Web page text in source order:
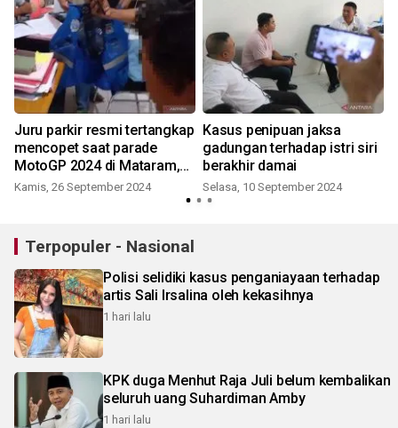
Juru parkir resmi tertangkap
mencopet saat parade
MotoGP 2024 di Mataram,
polisi ungkap kronologi
Kamis, 26 September 2024
Kasus penipuan jaksa
gadungan terhadap istri siri
berakhir damai
Selasa, 10 September 2024
Terpopuler - Nasional
Polisi selidiki kasus penganiayaan terhadap
artis Sali Irsalina oleh kekasihnya
1 hari lalu
KPK duga Menhut Raja Juli belum kembalikan
seluruh uang Suhardiman Amby
1 hari lalu